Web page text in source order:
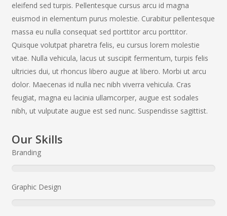
eleifend sed turpis. Pellentesque cursus arcu id magna
euismod in elementum purus molestie. Curabitur pellentesque
massa eu nulla consequat sed porttitor arcu porttitor.
Quisque volutpat pharetra felis, eu cursus lorem molestie
vitae. Nulla vehicula, lacus ut suscipit fermentum, turpis felis
ultricies dui, ut rhoncus libero augue at libero. Morbi ut arcu
dolor. Maecenas id nulla nec nibh viverra vehicula. Cras
feugiat, magna eu lacinia ullamcorper, augue est sodales
nibh, ut vulputate augue est sed nunc. Suspendisse sagittist.
Our Skills
Branding
Graphic Design